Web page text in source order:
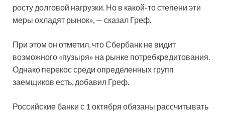
росту долговой нагрузки. Но в какой-то степени эти
меры охладят рынок», — сказал Греф.
При этом он отметил, что Сбербанк не видит
возможного «пузыря» на рынке потребкредитования.
Однако перекос среди определенных групп
заемщиков есть, добавил Греф.
Российские банки с 1 октября обязаны рассчитывать